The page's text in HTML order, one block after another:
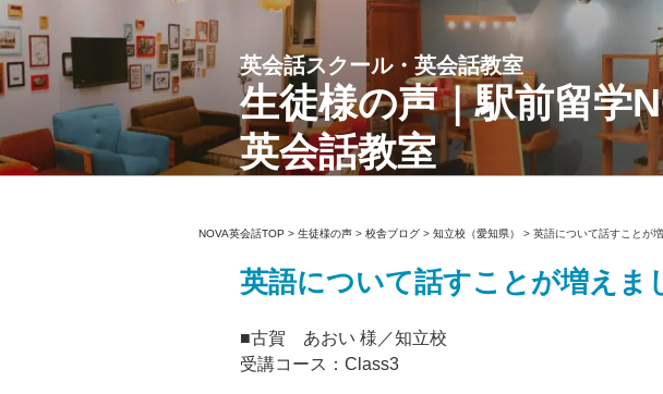
コ
ン
テ
ン
へ
ス
英会話スクール・英会話教室
生徒様の声｜駅前留学
英会話教室
NOVA英会話TOP > 生徒様の声 > 校舎ブログ > 知立校（愛知県） > 英語について話すことが
英語について話すことが増えま
■古賀 あおい 様／知立校
受講コース：Class3